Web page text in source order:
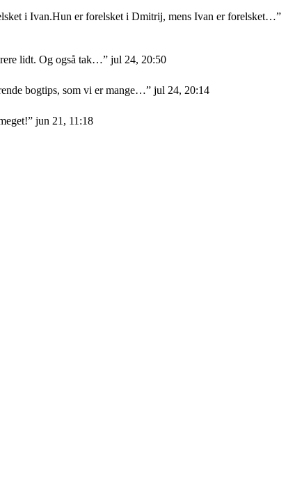
i Ivan.Hun er forelsket i Dmitrij, mens Ivan er forelsket…”
lidt. Og også tak…” jul 24, 20:50
bogtips, som vi er mange…” jul 24, 20:14
” jun 21, 11:18